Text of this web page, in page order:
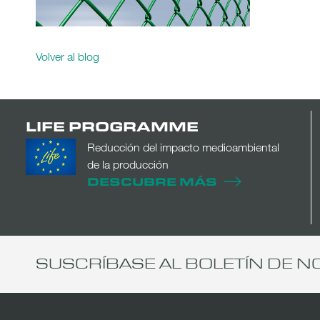
Volver al blog
LIFE PROGRAMME
Reducción del impacto medioambiental
de la producción
DESCUBRE MÁS
SUSCRÍBASE AL BOLETÍN DE